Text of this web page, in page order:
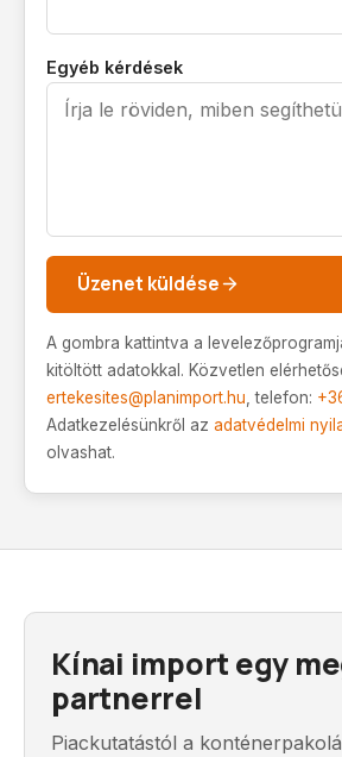
Egyéb kérdések
Üzenet küldése
A gombra kattintva a
kitöltött adatokkal. Közvetlen
ertekesites@planimport.hu , telefon:
Adatkezelésünkről az adatvédelmi
olvashat.
Kínai import egy
partnerrel
Piackutatástól a